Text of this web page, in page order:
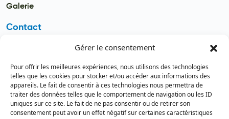
Gérer le consentement
Pour offrir les meilleures expériences, nous utilisons des technologies
telles que les cookies pour stocker et/ou accéder aux informations des
appareils. Le fait de consentir à ces technologies nous permettra de
traiter des données telles que le comportement de navigation ou les ID
uniques sur ce site. Le fait de ne pas consentir ou de retirer son
consentement peut avoir un effet négatif sur certaines caractéristiques
Galerie
Contact
secretariat.batonnier@barreau
dutogo.tg
Téléphone
(+228) 22 22 08 82 / 93 99 09 35
(+228) 22 21 67 52